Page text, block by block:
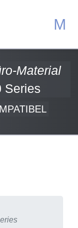
M
Material
Series